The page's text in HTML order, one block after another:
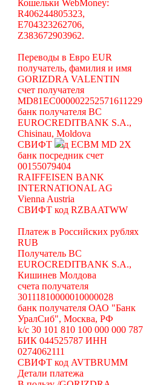
Кошельки WebMoney:
R406244805323,
E704323262706,
Z383672903962.
Переводы в Евро EUR
получатель, фамилия и имя
GORIZDRA VALENTIN
счет получателя
MD81EC000002252571611229
банк получателя BC
EUROCREDITBANK S.A.,
Chisinau, Moldova
СВИФТ код ECBM MD 2X
банк посредник счет
00155079404
RAIFFEISEN BANK
INTERNATIONAL AG
Vienna Austria
СВИФТ код RZBAATWW
Платеж в Российских рублях
RUB
Получатель BC
EUROCREDITBANK S.A.,
Кишинев Молдова
счета получателя
30111810000010000028
банк получателя ОАО "Банк
УралСиб", Москва, РФ
k/c 30 101 810 100 000 000 787
БИК 044525787 ИНН
0274062111
СВИФТ код AVTBRUMM
Детали платежа